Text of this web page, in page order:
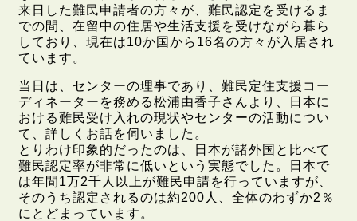
来日した難民申請者の方々が、難民認定を受けるま
での間、在留中の住居や生活支援を受けながら暮ら
しており、現在は10か国から16名の方々が入居され
ています。
当日は、センターの理事であり、難民定住支援コー
ディネーターを務める松浦由香子さんより、日本に
おける難民受け入れの現状やセンターの活動につい
て、詳しくお話を伺いました。
とりわけ印象的だったのは、日本が諸外国と比べて
難民認定率が非常に低いという実態でした。日本で
は年間1万2千人以上が難民申請を行っていますが、
そのうち認定されるのは約200人、全体のわずか2％
にとどまっています。